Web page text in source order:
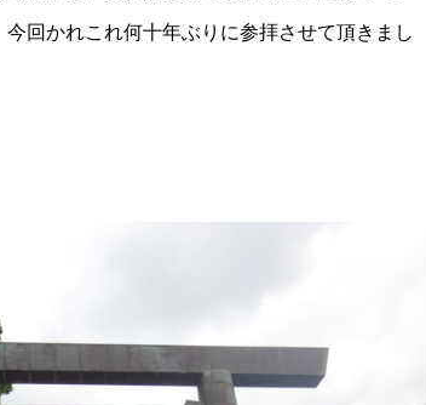
回かれこれ何十年ぶりに参拝させて頂きまし